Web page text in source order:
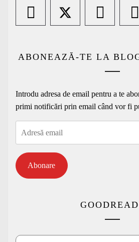
ABONEAZĂ-TE LA
Introdu adresa de email pentru a te
primi notificări prin email când vor fi
Abonare